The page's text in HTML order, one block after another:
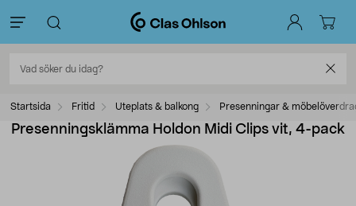
Startsida Fritid Uteplats & balkong Presenningar &
Presenningsklämma Holdon Midi Clips vit, 4-pack